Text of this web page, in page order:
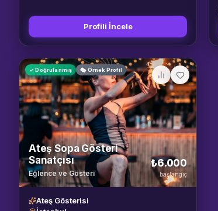
Profili İncele
✓ Doğrulanmış 🎭 Örnek Profil
Ateş Sopa Gösteri
Sanatçısı
Eğlence ve Gösteri
₺6.000
başlangıç
Ateş Gösterisi